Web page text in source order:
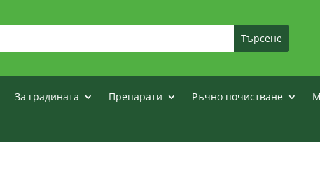
За градината Препарати Ръчно почистване